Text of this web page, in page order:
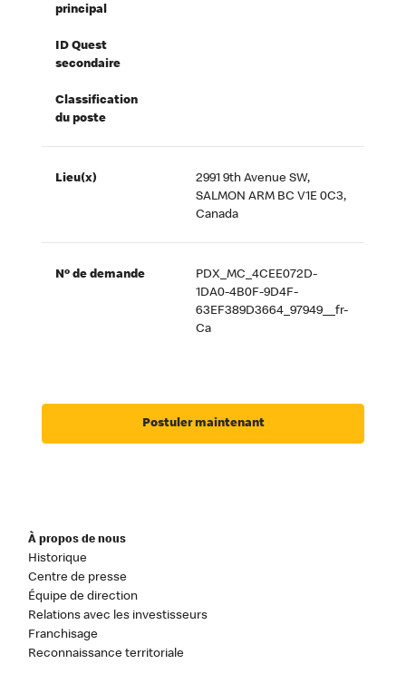
principal
ID Quest
secondaire
Classification
du poste
Lieu(x)
2991 9th Avenue SW,
SALMON ARM BC V1E 0C3,
Canada
Nº de demande
PDX_MC_4CEE072D-
1DA0-4B0F-9D4F-
63EF389D3664_97949__fr-
Ca
Postuler maintenant
À propos de nous
Historique
Centre de presse
Équipe de direction
Relations avec les investisseurs
Franchisage
Reconnaissance territoriale